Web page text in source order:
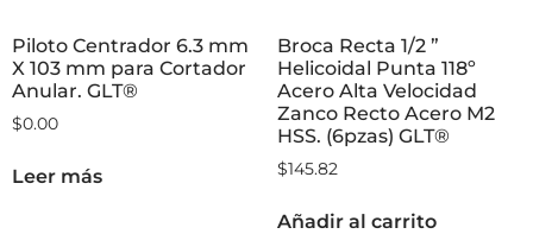
Piloto Centrador 6.3 mm
X 103 mm para Cortador
Anular. GLT®
$0.00
Leer más
Broca Recta 1/2 ”
Helicoidal Punta 118º
Acero Alta Velocidad
Zanco Recto Acero M2
HSS. (6pzas) GLT®
$145.82
Añadir al carrito